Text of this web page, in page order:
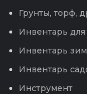
Грунты, торф,
Инвентарь
Инвентарь
Инвентарь
Инструмент